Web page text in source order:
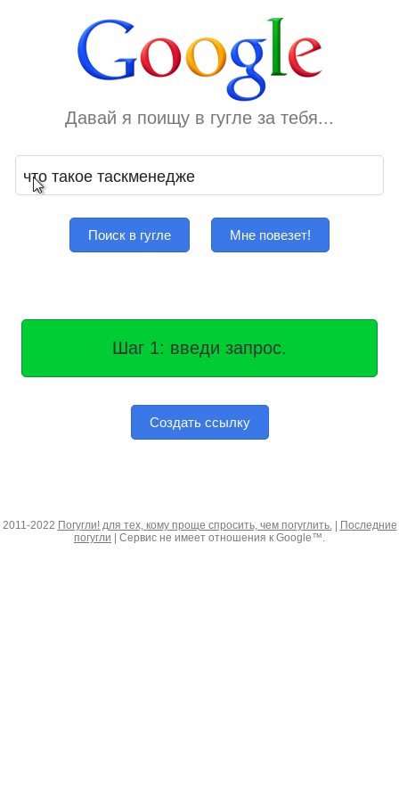
Давай я поищу в гугле за тебя...
Поиск в гугле Мне повезет!
Шаг 1: введи запрос.
Создать ссылку
2011-2022 Погугли! для тех, кому проще спросить, чем погуглить.|
Последние
погугли | Сервис не имеет отношения к Google™.